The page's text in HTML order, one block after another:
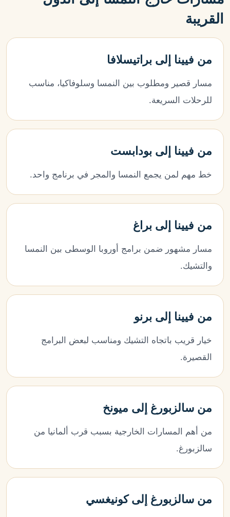
القريبة
من فيينا إلى براتيسلافا
مسار قصير ومطلوب بين النمسا وسلوفاكيا، مناسب
للرحلات السريعة.
من فيينا إلى بودابست
خط مهم لمن يجمع النمسا والمجر في برنامج واحد.
من فيينا إلى براغ
مسار مشهور ضمن برامج أوروبا الوسطى بين النمسا
والتشيك.
من فيينا إلى برنو
خيار قريب باتجاه التشيك ومناسب لبعض البرامج
القصيرة.
من سالزبورغ إلى ميونخ
من أهم المسارات الخارجية بسبب قرب ألمانيا من
سالزبورغ.
من سالزبورغ إلى كونيغسي